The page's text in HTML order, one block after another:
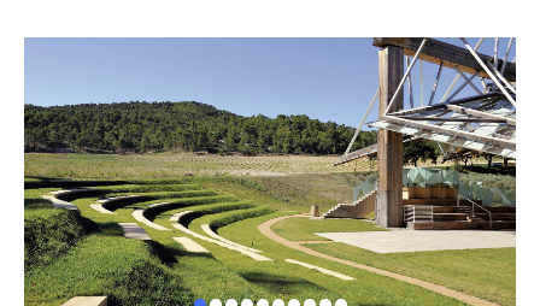
Rehabilitation
Enseignement
Logements
TERRE
MER